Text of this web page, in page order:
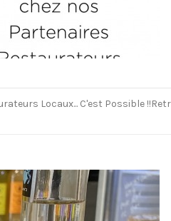
Locaux... C'est Possible